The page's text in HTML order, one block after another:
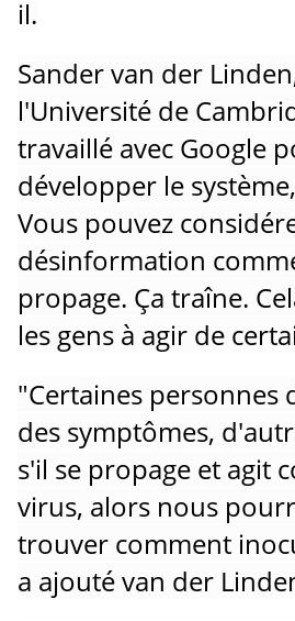
il.
Sander van der
l'Université de
travaillé avec Google
développer le
Vous pouvez
désinformation
propage. Ça traîne.
les gens à agir de
"Certaines personnes
des symptômes,
s'il se propage et agit
virus, alors nous
trouver comment
a ajouté van der